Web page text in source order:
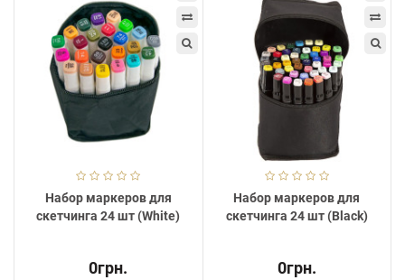
Набор маркеров для
скетчинга 24 шт (White)
0грн.
Набор маркеров для
скетчинга 24 шт (Black)
0грн.